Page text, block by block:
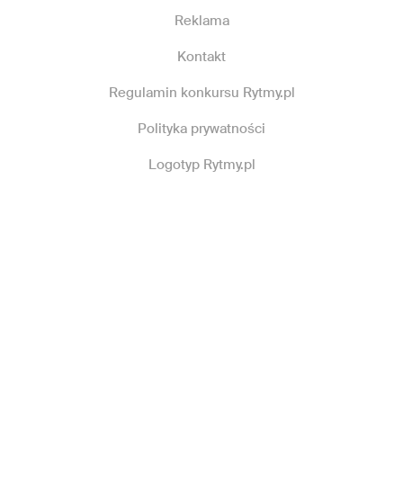
Reklama
Kontakt
Regulamin konkursu Rytmy.pl
Polityka prywatności
Logotyp Rytmy.pl